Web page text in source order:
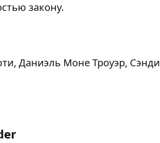
закону.
Даниэль Моне Троуэр, Сэнди